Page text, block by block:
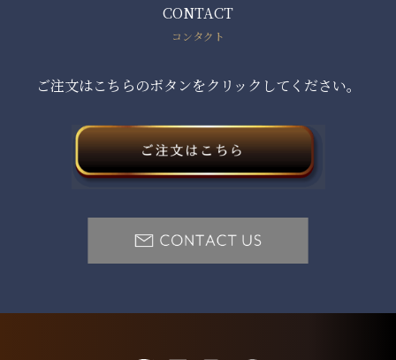
CONTACT
コンタクト
ご注文はこちらのボタンをクリックしてください。